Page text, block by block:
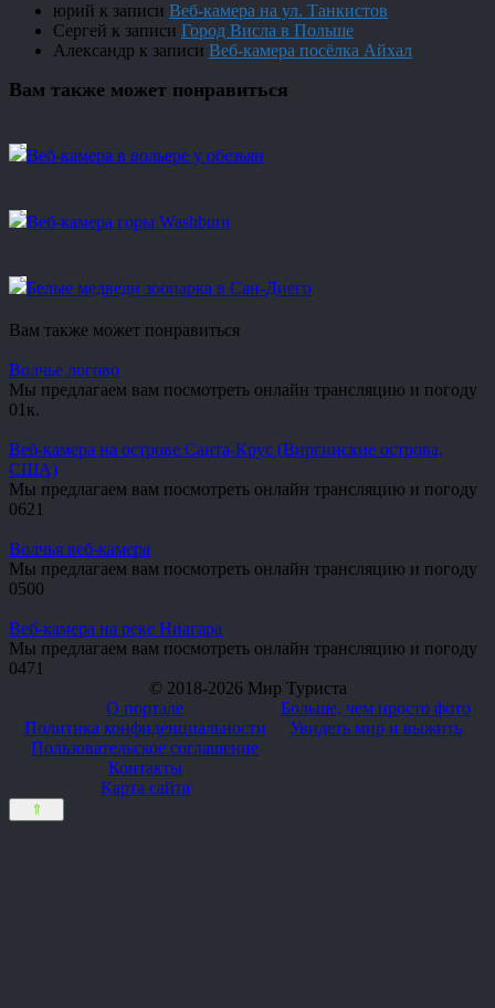
юрий к записи Веб-камера на ул. Танкистов
Сергей к записи Город Висла в Польше
Александр к записи Веб-камера посёлка Айхал
Вам также может понравиться
Веб-камера в вольере у обезьян
Веб-камера горы Washburn
Белые медведи зоопарка в Сан-Диего
Вам также может понравиться
Волчье логово
Мы предлагаем вам посмотреть онлайн трансляцию и погоду
01к.
Веб-камера на острове Санта-Крус (Виргинские острова,
США)
Мы предлагаем вам посмотреть онлайн трансляцию и погоду
0621
Волчья веб-камера
Мы предлагаем вам посмотреть онлайн трансляцию и погоду
0500
Веб-камера на реке Ниагара
Мы предлагаем вам посмотреть онлайн трансляцию и погоду
0471
© 2018-2026 Мир Туриста
О портале
Политика конфиденциальности
Пользовательское соглашение
Контакты
Карта сайта
Больше, чем просто фото
Увидеть мир и выжить